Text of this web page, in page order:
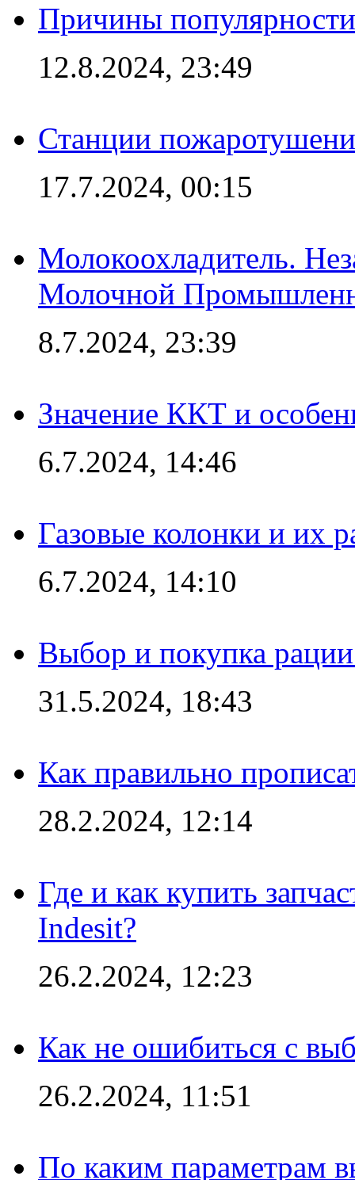
Причины
12.8.2024, 23:49
Станции
17.7.2024, 00:15
Молокоохладитель.
Молочной
8.7.2024, 23:39
Значение ККТ и
6.7.2024, 14:46
Газовые колонки и их
6.7.2024, 14:10
Выбор и покупка
31.5.2024, 18:43
Как правильно
28.2.2024, 12:14
Где и как купить
Indesit?
26.2.2024, 12:23
Как не ошибиться с
26.2.2024, 11:51
По каким параметрам